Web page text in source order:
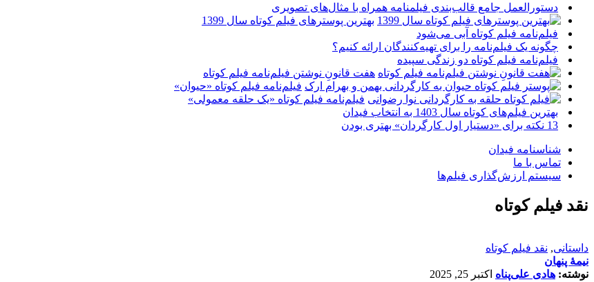
دستورالعمل جامع قالب‌بندی فیلمنامه همراه با مثال‌های تصویری
بهترین پوسترهای فیلم کوتاه سال 1399
فیلم‌نامه فیلم کوتاه آبی می‌شود
چگونه یک فیلم‌نامه را برای تهیه‌کنندگان ارائه کنیم؟
فیلم‌نامه فیلم کوتاه دو زندگی سپیده
هفت قانونِ نوشتن فیلم‌نامه فیلم کوتاه
فیلم‌نامه فیلم کوتاه «حیوان»
فیلم‌نامه فیلم کوتاه «یک حلقه معمولی»
بهترین فیلم‌های کوتاه سال 1403 به انتخاب فیدان
13 نکته برای «دستیار اول کارگردان» بهتری بودن
شناسنامه فیدان
تماس با ما
سیستم ارزش‌گذاری فیلم‌ها
نقد فیلم کوتاه
داستانی, نقد فیلم کوتاه
نیمۀ پنهان
نوشته: هادی علی‌پناه اکتبر 25, 2025